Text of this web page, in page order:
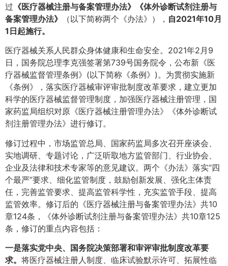
过 《医疗器械注册与备案管理办法》《体外诊断试剂注册与
备案管理办法》
（以下简称两个《办法》）， 自2021年10月
1日起施行。
医疗器械关系人民群众身体健康和生命安全。2021年2月9
日，国务院总理李克强签署第739号国务院令，公布新《医
疗器械监督管理条例》(以下简称《条例》)。为贯彻实施新
《条例》，落实医疗器械审评审批制度改革要求，建立更加
科学的医疗器械监督管理制度，加强医疗器械注册管理，国
家药监局组织对原《医疗器械注册管理办法》《体外诊断试
剂注册管理办法》进行修订。
修订过程中，市场监管总局、国家药监局多次召开座谈会、
实地调研、专题讨论，广泛听取地方监管部门、行业协会、
企业及法律和技术专家等的意见建议。两个《办法》落实“四
个最严”要求、细化监管制度，鼓励创新发展、强化主体责
任，完善监管要求、提高监管科学性，充实监管手段、提高
监管效率。修订后的《医疗器械注册与备案管理办法》共10
章124条，《体外诊断试剂注册与备案管理办法》共10章125
条，修订的重点内容包括：
一是落实党中央、国务院决策部署和审评审批制度改革要
求。 将医疗器械注册人制度、临床试验默示许可、拓展性临